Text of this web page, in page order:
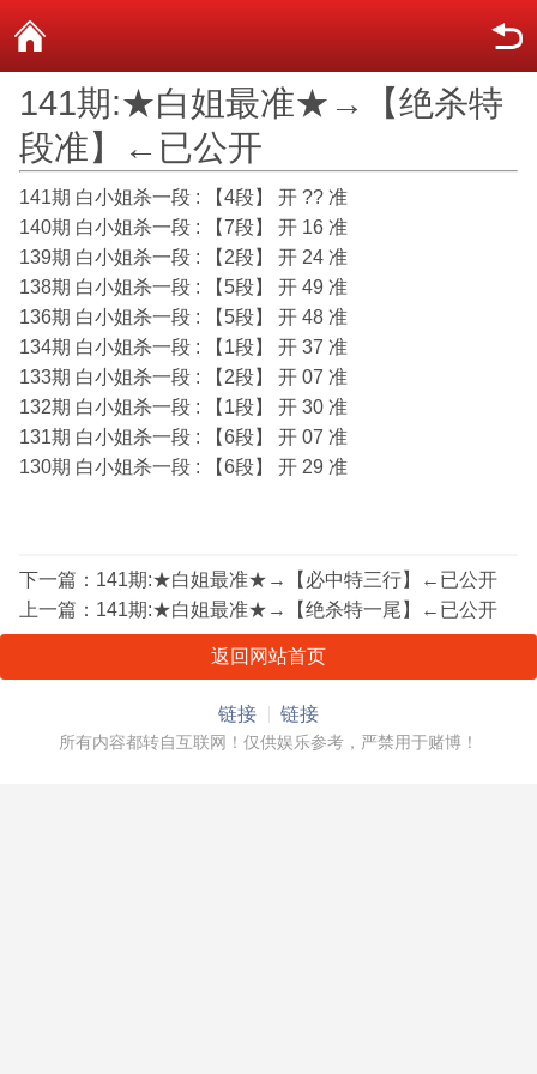
141期:★白姐最准★→【绝杀特
段准】←已公开
141期 白小姐杀一段 : 【4段】 开 ?? 准
140期 白小姐杀一段 : 【7段】 开 16 准
139期 白小姐杀一段 : 【2段】 开 24 准
138期 白小姐杀一段 : 【5段】 开 49 准
136期 白小姐杀一段 : 【5段】 开 48 准
134期 白小姐杀一段 : 【1段】 开 37 准
133期 白小姐杀一段 : 【2段】 开 07 准
132期 白小姐杀一段 : 【1段】 开 30 准
131期 白小姐杀一段 : 【6段】 开 07 准
130期 白小姐杀一段 : 【6段】 开 29 准
下一篇： 141期:★白姐最准★→【必中特三行】←已公开
上一篇： 141期:★白姐最准★→【绝杀特一尾】←已公开
返回网站首页
链接 链接
所有内容都转自互联网！仅供娱乐参考，严禁用于赌博！